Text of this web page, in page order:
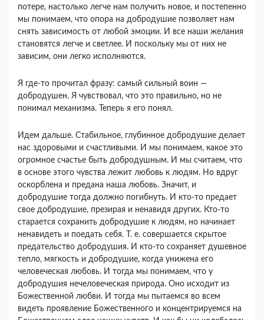
потере, настолько легче нам получить новое, и постепенно
мы понимаем, что опора на добродушие позволяет нам
снять зависимость от любой эмоции. И все наши желания
становятся легче и светлее. И поскольку мы от них не
зави­сим, они легко исполняются.
Я где-то прочитал фразу: самый сильный воин —
добродушен. Я чувствовал, что это пра­вильно, но не
понимал механизма. Теперь я его понял.
Идем дальше. Стабильное, глубинное доброду­шие делает
нас здоровыми и счастливыми. И мы понимаем, какое это
огромное счастье быть добро­душным. И мы считаем, что
в основе этого чувст­ва лежит любовь к людям. Но вдруг
оскорблена и предана наша любовь. Значит, и
добродушие то­гда должно погибнуть. И кто-то предает
свое доб­родушие, презирая и ненавидя других. Кто-то
ста­рается сохранить добродушие к людям, но начи­нает
ненавидеть и поедать себя. Т. е. совершается скрытое
предательство добродушия. И кто-то со­храняет душевное
тепло, мягкость и добродушие, когда унижена его
человеческая любовь. И тогда мы понимаем, что у
добродушия нечеловеческая природа. Оно исходит из
Божественной любви. И тогда мы пытаемся во всем
видеть проявление Божественного и концентрируемся на